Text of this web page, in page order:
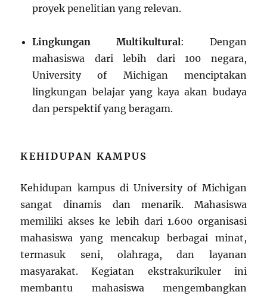
proyek penelitian yang relevan.
Lingkungan Multikultural: Dengan
mahasiswa dari lebih dari 100 negara,
University of Michigan menciptakan
lingkungan belajar yang kaya akan budaya
dan perspektif yang beragam.
KEHIDUPAN KAMPUS
Kehidupan kampus di University of Michigan
sangat dinamis dan menarik. Mahasiswa
memiliki akses ke lebih dari 1.600 organisasi
mahasiswa yang mencakup berbagai minat,
termasuk seni, olahraga, dan layanan
masyarakat. Kegiatan ekstrakurikuler ini
membantu mahasiswa mengembangkan